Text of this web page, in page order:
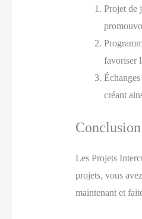
Projet de
favoriser
créant
Conclusion
Les Projets
projets, vous
maintenant et